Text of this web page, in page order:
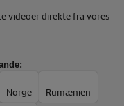
videoer direkte fra vores
Norge Rumænien